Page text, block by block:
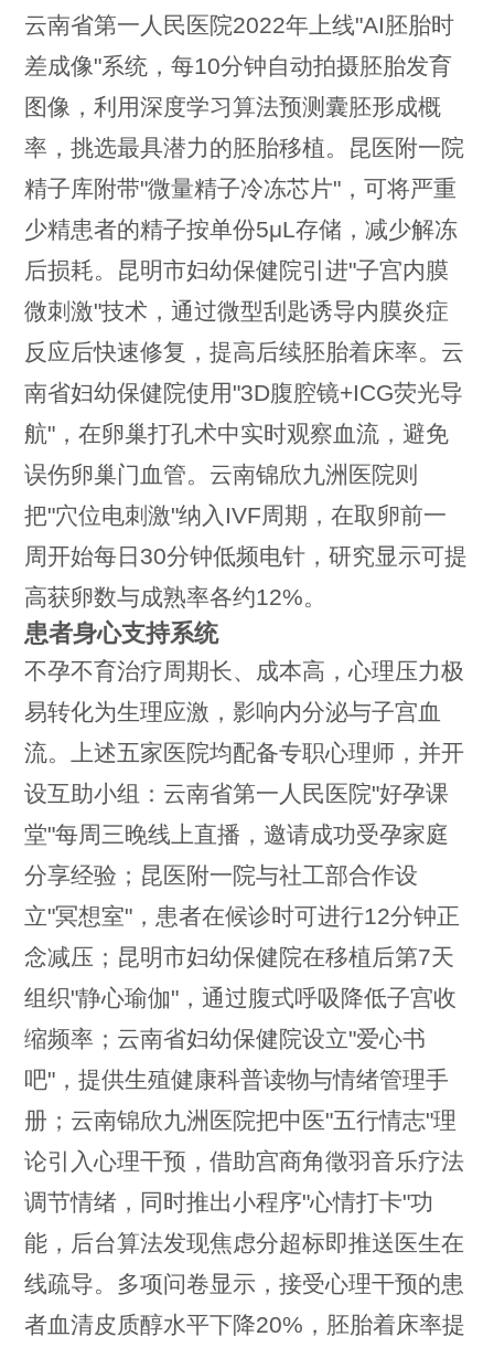
云南省第一人民医院2022年上线"AI胚胎时
差成像"系统，每10分钟自动拍摄胚胎发育
图像，利用深度学习算法预测囊胚形成概
率，挑选最具潜力的胚胎移植。昆医附一院
精子库附带"微量精子冷冻芯片"，可将严重
少精患者的精子按单份5μL存储，减少解冻
后损耗。昆明市妇幼保健院引进"子宫内膜
微刺激"技术，通过微型刮匙诱导内膜炎症
反应后快速修复，提高后续胚胎着床率。云
南省妇幼保健院使用"3D腹腔镜+ICG荧光导
航"，在卵巢打孔术中实时观察血流，避免
误伤卵巢门血管。云南锦欣九洲医院则
把"穴位电刺激"纳入IVF周期，在取卵前一
周开始每日30分钟低频电针，研究显示可提
高获卵数与成熟率各约12%。
患者身心支持系统
不孕不育治疗周期长、成本高，心理压力极
易转化为生理应激，影响内分泌与子宫血
流。上述五家医院均配备专职心理师，并开
设互助小组：云南省第一人民医院"好孕课
堂"每周三晚线上直播，邀请成功受孕家庭
分享经验；昆医附一院与社工部合作设
立"冥想室"，患者在候诊时可进行12分钟正
念减压；昆明市妇幼保健院在移植后第7天
组织"静心瑜伽"，通过腹式呼吸降低子宫收
缩频率；云南省妇幼保健院设立"爱心书
吧"，提供生殖健康科普读物与情绪管理手
册；云南锦欣九洲医院把中医"五行情志"理
论引入心理干预，借助宫商角徵羽音乐疗法
调节情绪，同时推出小程序"心情打卡"功
能，后台算法发现焦虑分超标即推送医生在
线疏导。多项问卷显示，接受心理干预的患
者血清皮质醇水平下降20%，胚胎着床率提